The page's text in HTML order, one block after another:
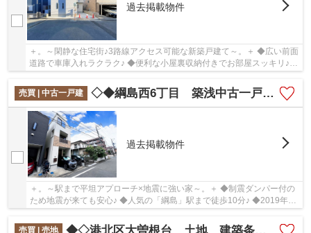
過去掲載物件
＋。～閑静な住宅街♪3路線アクセス可能な新築戸建て～。＋ ◆広い前面
道路で車庫入れラクラク♪ ◆便利な小屋裏収納付きでお部屋スッキリ♪
売買 | 中古一戸建
◇◆綱島西6丁目 築浅中古一戸建◆◇
過去掲載物件
＋。～駅まで平坦アプローチ×地震に強い家～。＋ ◆制震ダンパー付の
ため地震が来ても安心♪ ◆人気の「綱島」駅まで徒歩10分♪ ◆2019年
売買 | 売地